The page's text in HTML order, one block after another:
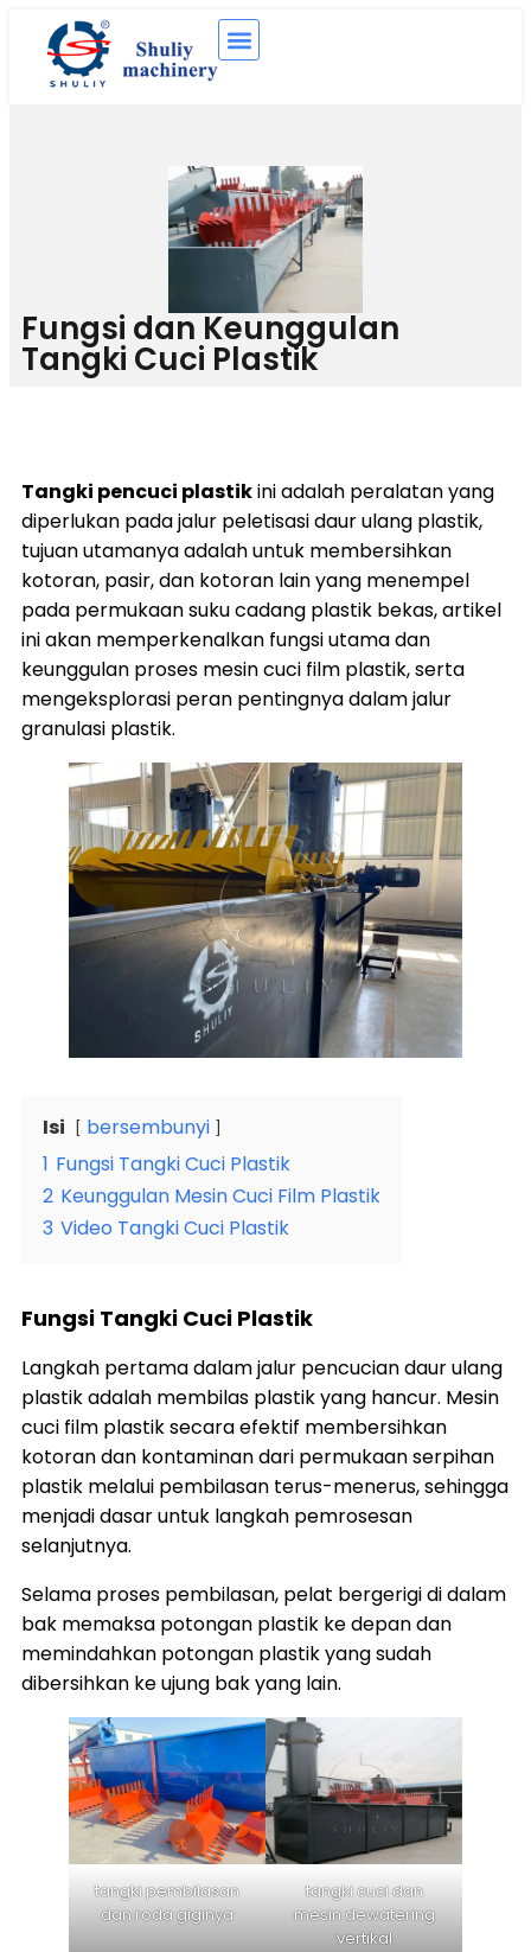
Fungsi dan Keunggulan
Tangki Cuci Plastik
Tangki pencuci plastikini adalah peralatan yang
diperlukan pada jalur peletisasi daur ulang plastik,
tujuan utamanya adalah untuk membersihkan
kotoran, pasir, dan kotoran lain yang menempel
pada permukaan suku cadang plastik bekas, artikel
ini akan memperkenalkan fungsi utama dan
keunggulan proses mesin cuci film plastik, serta
mengeksplorasi peran pentingnya dalam jalur
granulasi plastik.
Isi
bersembunyi
1 Fungsi Tangki Cuci Plastik
2 Keunggulan Mesin Cuci Film Plastik
3 Video Tangki Cuci Plastik
Fungsi Tangki Cuci Plastik
Langkah pertama dalam jalur pencucian daur ulang
plastik adalah membilas plastik yang hancur. Mesin
cuci film plastik secara efektif membersihkan
kotoran dan kontaminan dari permukaan serpihan
plastik melalui pembilasan terus-menerus, sehingga
menjadi dasar untuk langkah pemrosesan
selanjutnya.
Selama proses pembilasan, pelat bergerigi di dalam
bak memaksa potongan plastik ke depan dan
memindahkan potongan plastik yang sudah
dibersihkan ke ujung bak yang lain.
tangki pembilasan
dan roda giginya
tangki cuci dan
mesin dewatering
vertikal